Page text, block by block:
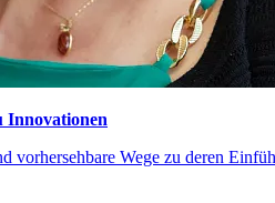
Innovationen
vorhersehbare Wege zu deren